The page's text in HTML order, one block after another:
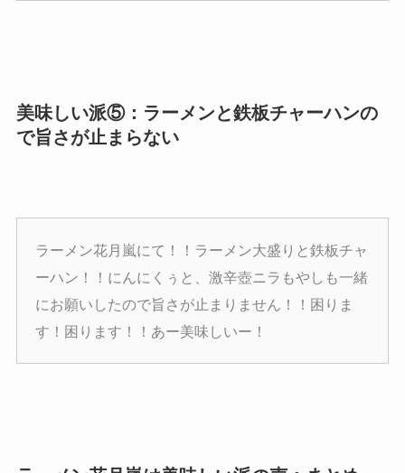
美味しい派⑤：ラーメンと鉄板チャーハンの
で旨さが止まらない
ラーメン花月嵐にて！！ラーメン大盛りと鉄板チャ
ーハン！！にんにくぅと、激辛壺ニラもやしも一緒
にお願いしたので旨さが止まりません！！困りま
す！困ります！！あー美味しいー！